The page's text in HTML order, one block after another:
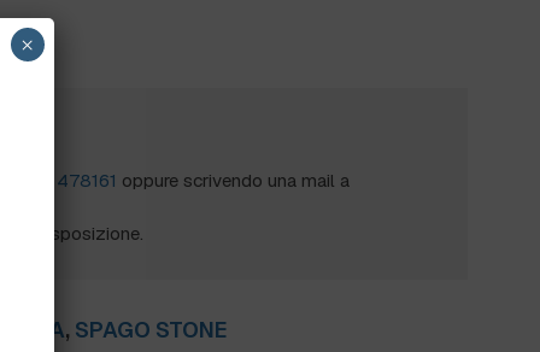
0172 478161 oppure scrivendo una mail a
a disposizione.
, SPAGO STONE
×